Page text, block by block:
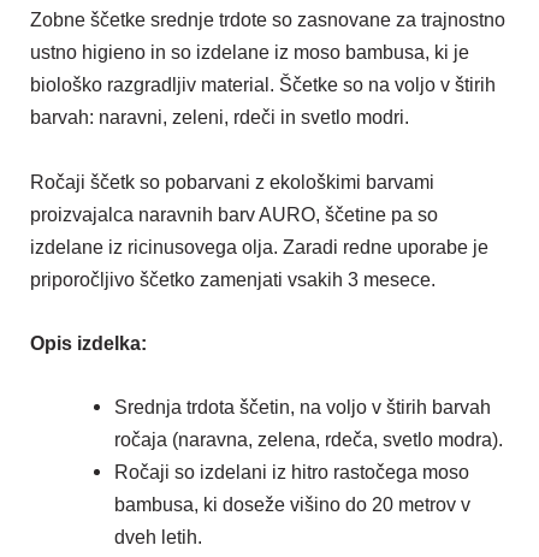
Zobne ščetke srednje trdote so zasnovane za trajnostno
ustno higieno in so izdelane iz moso bambusa, ki je
biološko razgradljiv material. Ščetke so na voljo v štirih
barvah: naravni, zeleni, rdeči in svetlo modri.
Ročaji ščetk so pobarvani z ekološkimi barvami
proizvajalca naravnih barv AURO, ščetine pa so
izdelane iz ricinusovega olja. Zaradi redne uporabe je
priporočljivo ščetko zamenjati vsakih 3 mesece.
Opis izdelka:
Srednja trdota ščetin, na voljo v štirih barvah
ročaja (naravna, zelena, rdeča, svetlo modra).
Ročaji so izdelani iz hitro rastočega moso
bambusa, ki doseže višino do 20 metrov v
dveh letih.